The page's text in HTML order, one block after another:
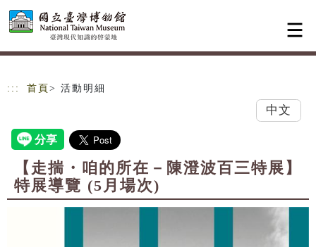
跳到主要內容
網站導覽
::: 首頁 > 活動明細
中文
【走揣・咱的所在－陳澄波百三特展】
特展導覽 (5月場次)